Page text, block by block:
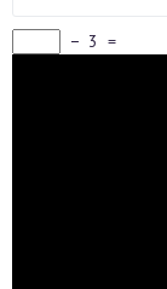
− 3 =